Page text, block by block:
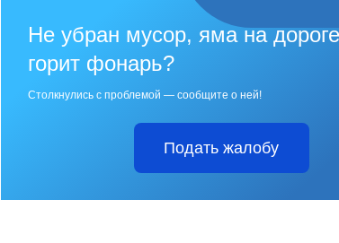
Не убран мусор, яма на
горит фонарь?
Столкнулись с проблемой — сообщите о ней!
Подать жалобу